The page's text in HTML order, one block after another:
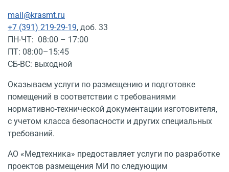
mail@krasmt.ru
+7 (391) 219-29-19, доб. 33
ПН-ЧТ: 08:00 – 17:00
ПТ: 08:00–15:45
СБ-ВС: выходной
Оказываем услуги по размещению и подготовке
помещений в соответствии с требованиями
нормативно-технической документации изготовителя,
с учетом класса безопасности и других специальных
требований.
АО «Медтехника» предоставляет услуги по разработке
проектов размещения МИ по следующим